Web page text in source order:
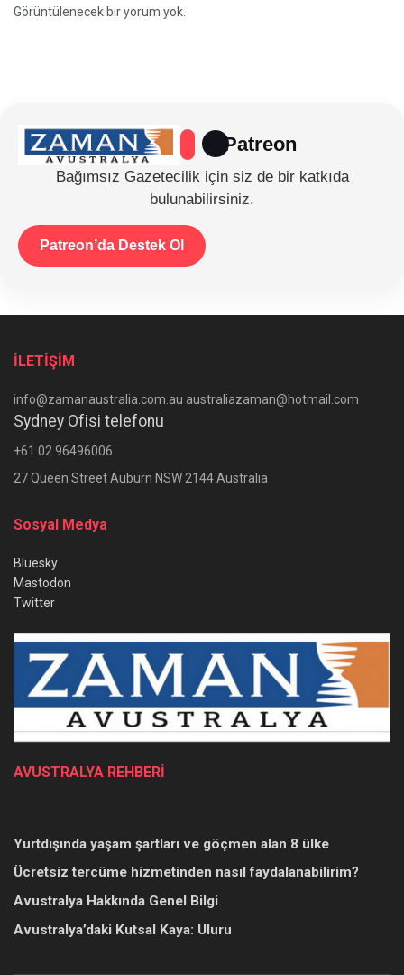
Görüntülenecek bir yorum yok.
Patreon
Bağımsız Gazetecilik için siz de bir katkıda
bulunabilirsiniz.
Patreon’da Destek Ol
İLETİŞİM
info@zamanaustralia.com.au australiazaman@hotmail.com
Sydney Ofisi telefonu
+61 02 96496006
27 Queen Street Auburn NSW 2144 Australia
Sosyal Medya
Bluesky
Mastodon
Twitter
AVUSTRALYA REHBERİ
Yurtdışında yaşam şartları ve göçmen alan 8 ülke
Ücretsiz tercüme hizmetinden nasıl faydalanabilirim?
Avustralya Hakkında Genel Bilgi
Avustralya’daki Kutsal Kaya: Uluru